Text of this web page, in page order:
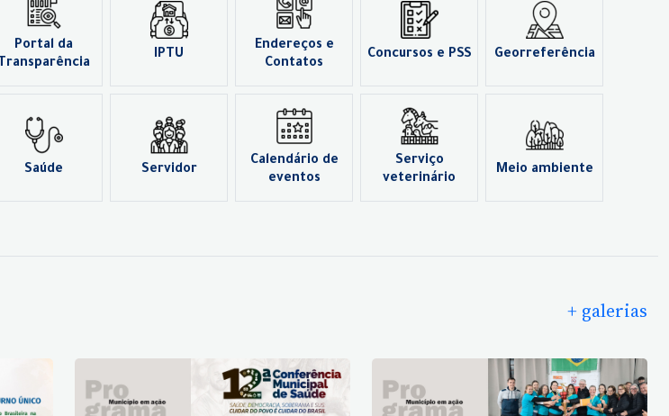
Portal da
Transparência
IPTU
Endereços e
Contatos
Concursos e PSS Georreferência
Saúde Servidor
Calendário de
eventos
Serviço
veterinário
Meio ambiente
+ galerias